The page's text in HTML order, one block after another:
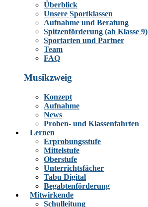
Überblick
Unsere Sportklassen
Aufnahme und Beratung
Spitzenförderung (ab Klasse 9)
Sportarten und Partner
Team
FAQ
Musikzweig
Konzept
Aufnahme
News
Proben- und Klassenfahrten
Lernen
Erprobungsstufe
Mittelstufe
Oberstufe
Unterrichtsfächer
Tabu Digital
Begabtenförderung
Mitwirkende
Schulleitung